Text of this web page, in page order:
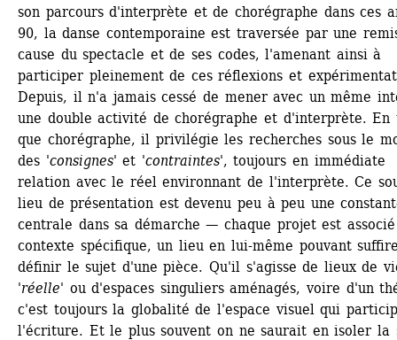
son parcours d'interprète et de chorégraphe dans ces
90, la danse contemporaine est traversée par une
cause du spectacle et de ses codes, l'amenant ainsi à
participer pleinement de ces réflexions et
Depuis, il n'a jamais cessé de mener avec un même
une double activité de chorégraphe et d'interprète. En
que chorégraphe, il privilégie les recherches sous le
des 'consignes' et 'contraintes', toujours en immédiate
relation avec le réel environnant de l'interprète. Ce
lieu de présentation est devenu peu à peu une
centrale dans sa démarche — chaque projet est
contexte spécifique, un lieu en lui-même pouvant
définir le sujet d'une pièce. Qu'il s'agisse de lieux de
'réelle' ou d'espaces singuliers aménagés, voire d'un
c'est toujours la globalité de l'espace visuel qui
l'écriture. Et le plus souvent on ne saurait en isoler la